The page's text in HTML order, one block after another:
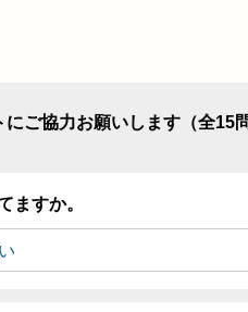
ご協力お願いします（全15
ますか。